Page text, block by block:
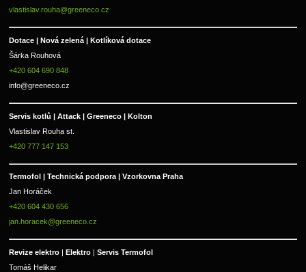
vlastislav.rouha@greeneco.cz
Dotace | Nová zelená | Kotlíková dotace
Šárka Rouhová
+420 604 690 848
info@greeneco.cz
Servis kotlů | Attack | Greeneco | Kolton
Vlastislav Rouha st.
+420 777 147 153
Termofol | Technická podpora | Vzorkovna Praha
Jan Horáček
+420 604 430 656
jan.horacek@greeneco.cz
Revize elektro | Elektro | Servis Termofol
Tomáš Helikar